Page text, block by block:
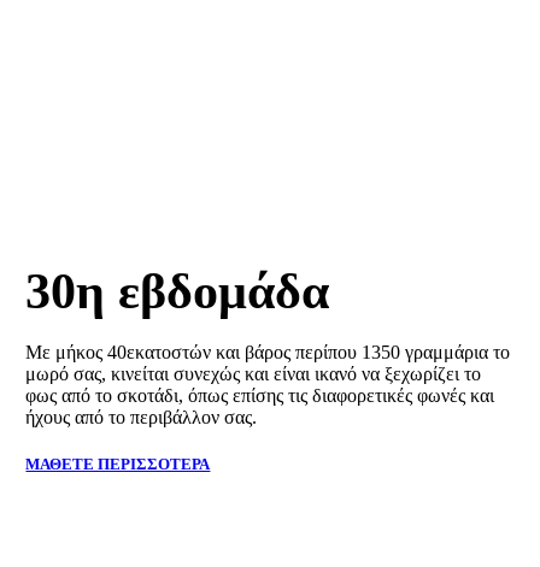
30η εβδομάδα
Με μήκος 40εκατοστών και βάρος περίπου 1350 γραμμάρια το
μωρό σας, κινείται συνεχώς και είναι ικανό να ξεχωρίζει το
φως από το σκοτάδι, όπως επίσης τις διαφορετικές φωνές και
ήχους από το περιβάλλον σας.
ΜΑΘΕΤΕ ΠΕΡΙΣΣΟΤΕΡΑ